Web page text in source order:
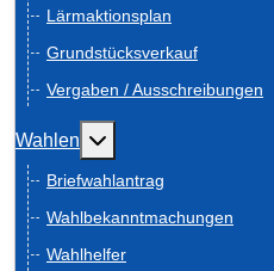
Lärmaktionsplan
Grundstücksverkauf
Vergaben / Ausschreibungen
Wahlen Weitere
Briefwahlantrag
Wahlbekanntmachungen
Wahlhelfer